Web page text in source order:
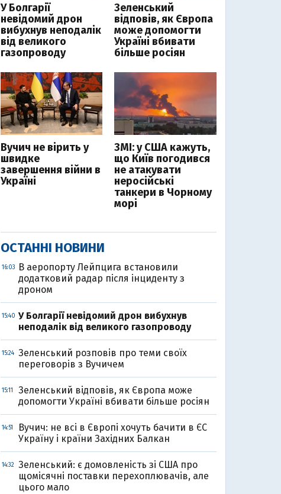
У Болгарії
невідомий дрон
вибухнув неподалік
від великого
газопроводу
Зеленський
відповів, як Європа
може допомогти
Україні вбивати
більше росіян
Вучич не вірить у
швидке
завершення війни в
Україні
ЗМІ: у США кажуть,
що Київ погодився
не атакувати
неросійські
танкери в Чорному
морі
ОСТАННІ НОВИНИ
16:03
В аеропорту Лейпцига встановили
додатковий радар після інциденту з
дроном
15:40 У Болгарії невідомий дрон вибухнув
неподалік від великого газопроводу
15:24
Зеленський розповів про теми своїх
переговорів з Вучичем
15:11
Зеленський відповів, як Європа може
допомогти Україні вбивати більше росіян
14:51
Вучич: не всі в Європі хочуть бачити в ЄС
Україну і країни Західних Балкан
14:32
Зеленський: є домовленість зі США про
щомісячні поставки перехоплювачів, але
цього мало